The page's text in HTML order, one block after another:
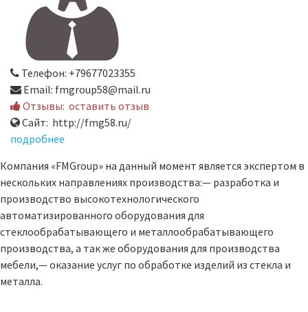
Телефон: +79677023355
Email: fmgroup58@mail.ru
Отзывы: оставить отзыв
Сайт: http://fmg58.ru/
подробнее
Компания «FMGroup» на данный момент является экспертом в
нескольких направлениях производства:— разработка и
производство высокотехнологического
автоматизированного оборудования для
стеклообрабатывающего и металлообрабатывающего
производства, а так же оборудования для производства
мебели,— оказание услуг по обработке изделий из стекла и
металла.